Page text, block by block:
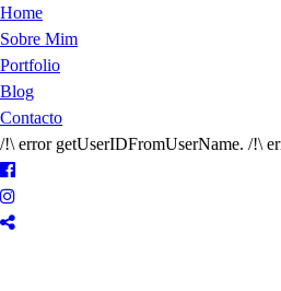
Home
Sobre Mim
Portfolio
Blog
Contacto
/!\ error getUserIDFromUserName. /!\